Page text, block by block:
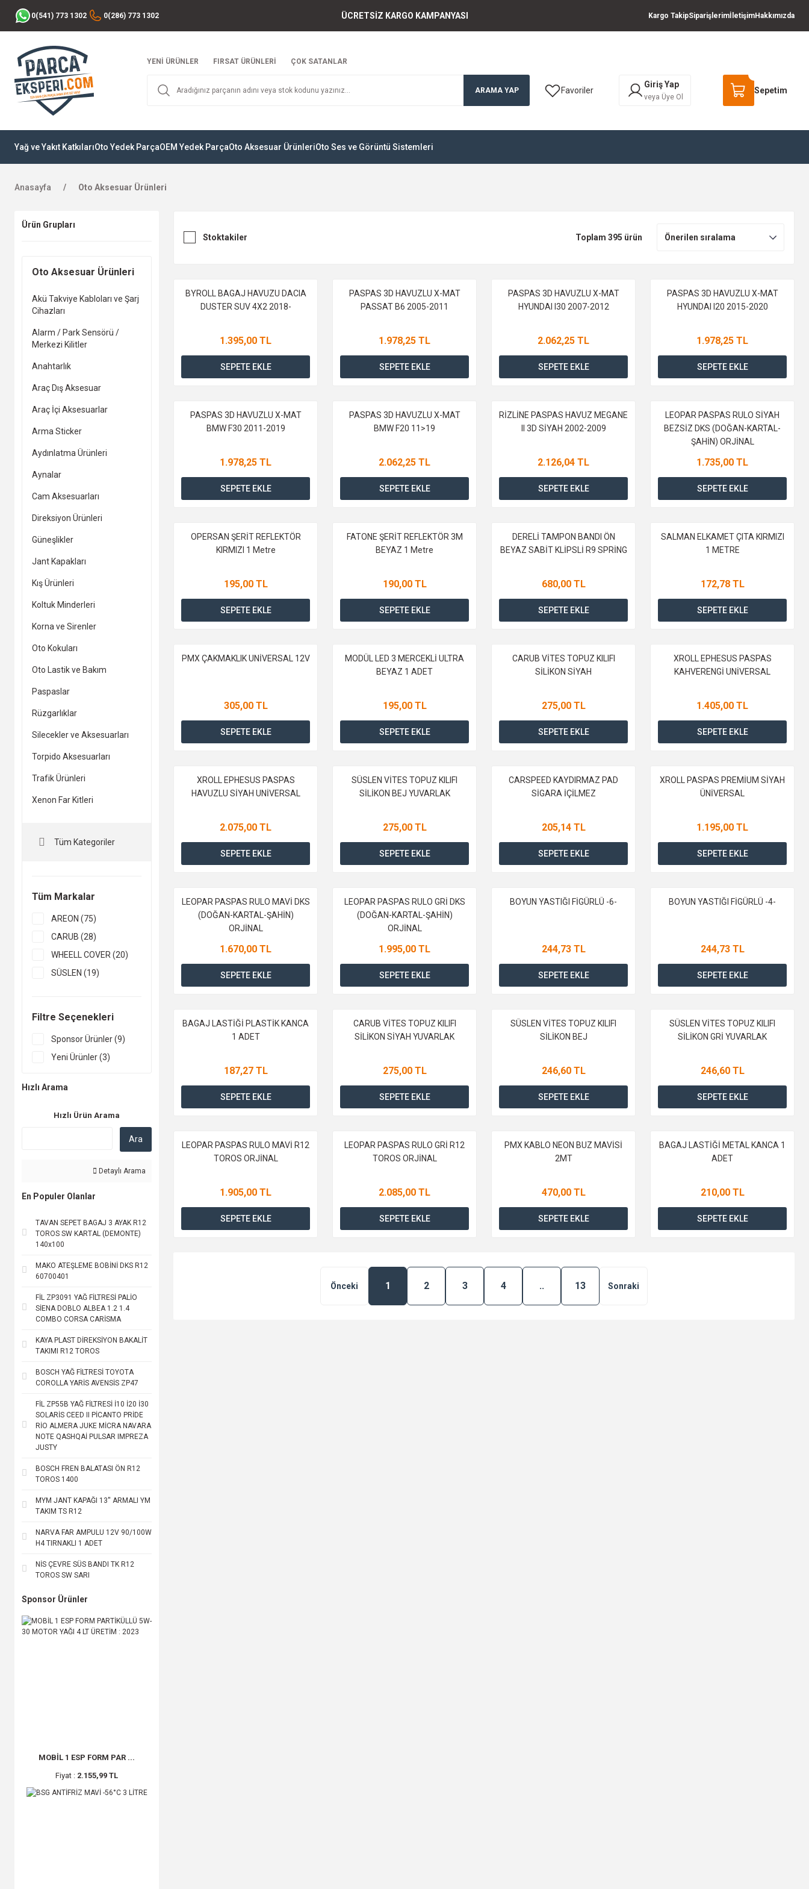
0(541) 773 1302 0(286) 773 1302 ÜCRETSİZ KARGO KAMPANYASI Kargo TakipSiparişlerimİletişimHakkımızda
YENİ ÜRÜNLER FIRSAT ÜRÜNLERİ ÇOK SATANLAR
ARAMA YAP Favoriler
Giriş Yap
veya Üye Ol
Sepetim
Yağ ve Yakıt KatkılarıOto Yedek ParçaOEM Yedek ParçaOto Aksesuar ÜrünleriOto Ses ve Görüntü Sistemleri
Anasayfa Oto Aksesuar Ürünleri
Ürün Grupları
Oto Aksesuar Ürünleri
Akü Takviye Kabloları ve Şarj
Cihazları
Alarm / Park Sensörü /
Merkezi Kilitler
Anahtarlık
Araç Dış Aksesuar
Araç İçi Aksesuarlar
Arma Sticker
Aydınlatma Ürünleri
Aynalar
Cam Aksesuarları
Direksiyon Ürünleri
Güneşlikler
Jant Kapakları
Kış Ürünleri
Koltuk Minderleri
Korna ve Sirenler
Oto Kokuları
Oto Lastik ve Bakım
Paspaslar
Rüzgarlıklar
Silecekler ve Aksesuarları
Torpido Aksesuarları
Trafik Ürünleri
Xenon Far Kitleri
Tüm Kategoriler
Tüm Markalar
AREON (75)
CARUB (28)
WHEELL COVER (20)
SÜSLEN (19)
ART (9)
WÜRTH (9)
AUTO DEEPEN (7)
PETROL OFİSİ (6)
HEJALUX (5)
MGA (5)
PLANT (5)
VİP (5)
EMPAR (4)
MEYS (4)
SENTİNEL (4)
WENDERPARTS (4)
XROLL (4)
FARBA (3)
GRAT (3)
KRAFTVOLL (3)
NARVA (3)
SEGER (3)
SUPER LİGHT (3)
AUTOKİT (2)
BOSCH (2)
GOODYEAR (2)
MARS (2)
MYM (2)
Filtre Seçenekleri
Sponsor Ürünler (9)
Yeni Ürünler (3)
Hızlı Arama
Hızlı Ürün Arama
Ara
Detaylı Arama
En Populer Olanlar
TAVAN SEPET BAGAJ 3 AYAK R12
TOROS SW KARTAL (DEMONTE)
140x100
MAKO ATEŞLEME BOBİNİ DKS R12
60700401
FİL ZP3091 YAĞ FİLTRESİ PALİO
SİENA DOBLO ALBEA 1.2 1.4
COMBO CORSA CARİSMA
KAYA PLAST DİREKSİYON BAKALİT
TAKIMI R12 TOROS
BOSCH YAĞ FİLTRESİ TOYOTA
COROLLA YARİS AVENSİS ZP47
FİL ZP55B YAĞ FİLTRESİ İ10 İ20 İ30
SOLARİS CEED II PİCANTO PRİDE
RİO ALMERA JUKE MİCRA NAVARA
NOTE QASHQAİ PULSAR IMPREZA
JUSTY
BOSCH FREN BALATASI ÖN R12
TOROS 1400
MYM JANT KAPAĞI 13'' ARMALI YM
TAKIM TS R12
NARVA FAR AMPULU 12V 90/100W
H4 TIRNAKLI 1 ADET
NİS ÇEVRE SÜS BANDI TK R12
TOROS SW SARI
Sponsor Ürünler
MOBİL 1 ESP FORM PAR ...
Fiyat : 2.155,99 TL
Stoktakiler Toplam 395 ürün
BYROLL BAGAJ HAVUZU DACIA
DUSTER SUV 4X2 2018-
1.395,00 TL
SEPETE EKLE
PASPAS 3D HAVUZLU X-MAT
PASSAT B6 2005-2011
1.978,25 TL
SEPETE EKLE
PASPAS 3D HAVUZLU X-MAT
HYUNDAI I30 2007-2012
2.062,25 TL
SEPETE EKLE
PASPAS 3D HAVUZLU X-MAT
HYUNDAI I20 2015-2020
1.978,25 TL
SEPETE EKLE
PASPAS 3D HAVUZLU X-MAT
BMW F30 2011-2019
1.978,25 TL
SEPETE EKLE
PASPAS 3D HAVUZLU X-MAT
BMW F20 11>19
2.062,25 TL
SEPETE EKLE
RİZLİNE PASPAS HAVUZ MEGANE
II 3D SİYAH 2002-2009
2.126,04 TL
SEPETE EKLE
LEOPAR PASPAS RULO SİYAH
BEZSİZ DKS (DOĞAN-KARTAL-
ŞAHİN) ORJİNAL
1.735,00 TL
SEPETE EKLE
OPERSAN ŞERİT REFLEKTÖR
KIRMIZI 1 Metre
195,00 TL
SEPETE EKLE
FATONE ŞERİT REFLEKTÖR 3M
BEYAZ 1 Metre
190,00 TL
SEPETE EKLE
DERELİ TAMPON BANDI ÖN
BEYAZ SABİT KLİPSLİ R9 SPRİNG
680,00 TL
SEPETE EKLE
SALMAN ELKAMET ÇITA KIRMIZI
1 METRE
172,78 TL
SEPETE EKLE
PMX ÇAKMAKLIK UNİVERSAL 12V
305,00 TL
SEPETE EKLE
MODÜL LED 3 MERCEKLİ ULTRA
BEYAZ 1 ADET
195,00 TL
SEPETE EKLE
CARUB VİTES TOPUZ KILIFI
SİLİKON SİYAH
275,00 TL
SEPETE EKLE
XROLL EPHESUS PASPAS
KAHVERENGİ UNİVERSAL
1.405,00 TL
SEPETE EKLE
XROLL EPHESUS PASPAS
HAVUZLU SİYAH UNİVERSAL
2.075,00 TL
SEPETE EKLE
SÜSLEN VİTES TOPUZ KILIFI
SİLİKON BEJ YUVARLAK
275,00 TL
SEPETE EKLE
CARSPEED KAYDIRMAZ PAD
SİGARA İÇİLMEZ
205,14 TL
SEPETE EKLE
XROLL PASPAS PREMİUM SİYAH
ÜNİVERSAL
1.195,00 TL
SEPETE EKLE
LEOPAR PASPAS RULO MAVİ DKS
(DOĞAN-KARTAL-ŞAHİN)
ORJİNAL
1.670,00 TL
SEPETE EKLE
LEOPAR PASPAS RULO GRİ DKS
(DOĞAN-KARTAL-ŞAHİN)
ORJİNAL
1.995,00 TL
SEPETE EKLE
BOYUN YASTIĞI FİGÜRLÜ -6-
244,73 TL
SEPETE EKLE
BOYUN YASTIĞI FİGÜRLÜ -4-
244,73 TL
SEPETE EKLE
BAGAJ LASTİĞİ PLASTİK KANCA
1 ADET
187,27 TL
SEPETE EKLE
CARUB VİTES TOPUZ KILIFI
SİLİKON SİYAH YUVARLAK
275,00 TL
SEPETE EKLE
SÜSLEN VİTES TOPUZ KILIFI
SİLİKON BEJ
246,60 TL
SEPETE EKLE
SÜSLEN VİTES TOPUZ KILIFI
SİLİKON GRİ YUVARLAK
246,60 TL
SEPETE EKLE
LEOPAR PASPAS RULO MAVİ R12
TOROS ORJİNAL
1.905,00 TL
SEPETE EKLE
LEOPAR PASPAS RULO GRİ R12
TOROS ORJİNAL
2.085,00 TL
SEPETE EKLE
PMX KABLO NEON BUZ MAVİSİ
2MT
470,00 TL
SEPETE EKLE
BAGAJ LASTİĞİ METAL KANCA 1
ADET
210,00 TL
SEPETE EKLE
1 2 3 4 .. 13